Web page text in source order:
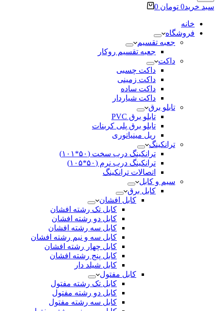
سبد خرید0 تومان 0
خانه
فروشگاه
جعبه تقسیم
جعبه تقسیم روکار
داکت
داکت چسبی
داکت زمینی
داکت ساده
داکت شیاردار
تابلو برق
تابلو برق PVC
تابلو برق پلی کربنات
ریل مینیاتوری
ترانکینگ
ترانکینگ درب سخت (۵۰*۱۰۱)
ترانکینگ درب نرم (۵۰*۱۰۵)
اتصالات ترانکینگ
سیم و کابل
کابل برق
کابل افشان
کابل تک رشته افشان
کابل دو رشته افشان
کابل سه رشته افشان
کابل سه و نیم رشته افشان
کابل چهار رشته افشان
کابل پنج رشته افشان
کابل شیلد دار
کابل مفتول
کابل تک رشته مفتول
کابل دو رشته مفتول
کابل سه رشته مفتول